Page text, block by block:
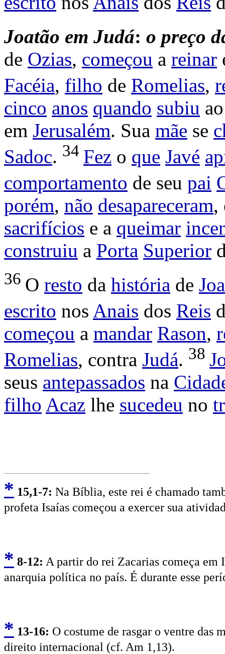
Joatão em Judá: o preço
de Ozias, começou a reinar
Facéia, filho de Romelias,
cinco anos quando subiu
em Jerusalém. Sua mãe se
Sadoc. 34 Fez o que Javé
comportamento de seu pai
porém, não desapareceram,
sacrifícios e a queimar
construiu a Porta Superior
36 O resto da história de
escrito nos Anais dos Reis
começou a mandar Rason,
Romelias, contra Judá. 38
seus antepassados na
filho Acaz lhe sucedeu no
* 15,1-7: Na Bíblia, este rei é chamado
profeta Isaías começou a exercer sua
* 8-12: A partir do rei Zacarias começa em
anarquia política no país. É durante esse
* 13-16: O costume de rasgar o ventre das
direito internacional (cf. Am 1,13).